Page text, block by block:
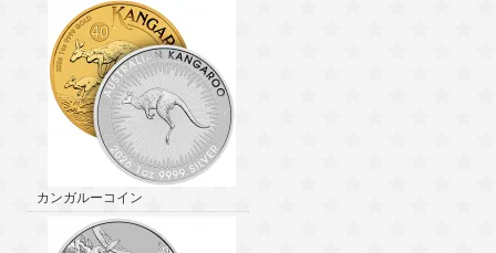
カンガルーコイン